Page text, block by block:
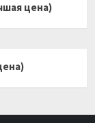
цена)